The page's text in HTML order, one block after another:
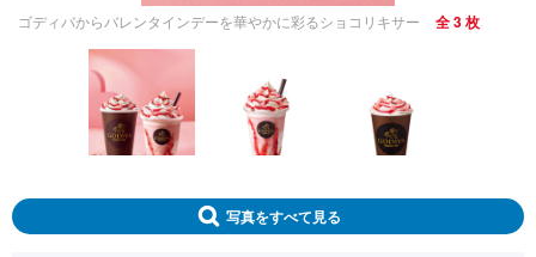
ゴディバからバレンタインデーを華やかに彩るショコリキサー 全 3 枚
写真をすべて見る